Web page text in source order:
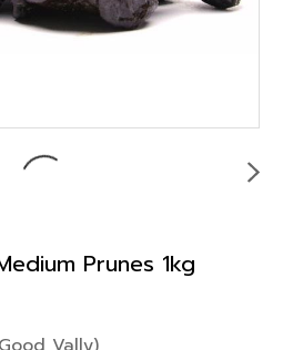
Prunes 1kg